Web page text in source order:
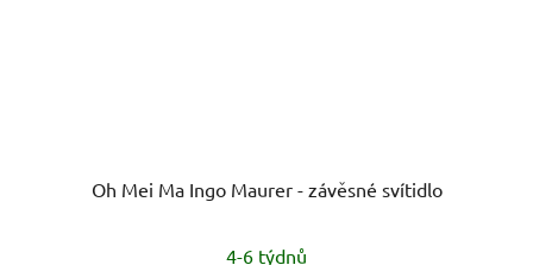
Oh Mei Ma Ingo Maurer - závěsné svítidlo
4-6 týdnů